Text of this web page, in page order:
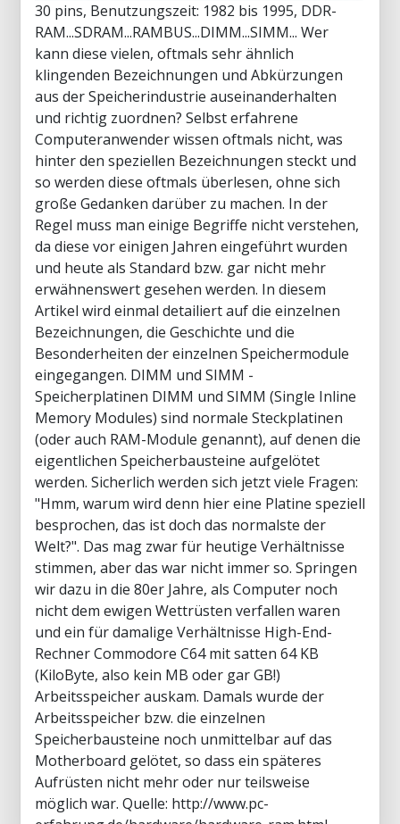
30 pins, Benutzungszeit: 1982 bis 1995, DDR-
RAM...SDRAM...RAMBUS...DIMM...SIMM... Wer
kann diese vielen, oftmals sehr ähnlich
klingenden Bezeichnungen und Abkürzungen
aus der Speicherindustrie auseinanderhalten
und richtig zuordnen? Selbst erfahrene
Computeranwender wissen oftmals nicht, was
hinter den speziellen Bezeichnungen steckt und
so werden diese oftmals überlesen, ohne sich
große Gedanken darüber zu machen. In der
Regel muss man einige Begriffe nicht verstehen,
da diese vor einigen Jahren eingeführt wurden
und heute als Standard bzw. gar nicht mehr
erwähnenswert gesehen werden. In diesem
Artikel wird einmal detailiert auf die einzelnen
Bezeichnungen, die Geschichte und die
Besonderheiten der einzelnen Speichermodule
eingegangen. DIMM und SIMM -
Speicherplatinen DIMM und SIMM (Single Inline
Memory Modules) sind normale Steckplatinen
(oder auch RAM-Module genannt), auf denen die
eigentlichen Speicherbausteine aufgelötet
werden. Sicherlich werden sich jetzt viele Fragen:
"Hmm, warum wird denn hier eine Platine speziell
besprochen, das ist doch das normalste der
Welt?". Das mag zwar für heutige Verhältnisse
stimmen, aber das war nicht immer so. Springen
wir dazu in die 80er Jahre, als Computer noch
nicht dem ewigen Wettrüsten verfallen waren
und ein für damalige Verhältnisse High-End-
Rechner Commodore C64 mit satten 64 KB
(KiloByte, also kein MB oder gar GB!)
Arbeitsspeicher auskam. Damals wurde der
Arbeitsspeicher bzw. die einzelnen
Speicherbausteine noch unmittelbar auf das
Motherboard gelötet, so dass ein späteres
Aufrüsten nicht mehr oder nur teilsweise
möglich war. Quelle: http://www.pc-